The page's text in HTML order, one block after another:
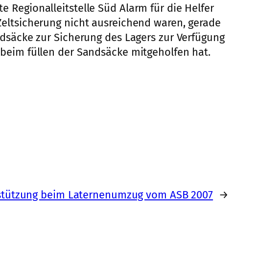
Regionalleitstelle Süd Alarm für die Helfer
nicht ausreichend waren, gerade
zur Sicherung des Lagers zur Verfügung
füllen der Sandsäcke mitgeholfen hat.
beim Laternenumzug vom ASB 2007 →